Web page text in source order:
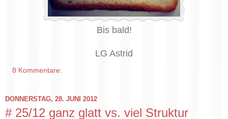
Bis bald!
LG Astrid
8 Kommentare:
DONNERSTAG, 28. JUNI 2012
# 25/12 ganz glatt vs. viel Struktur